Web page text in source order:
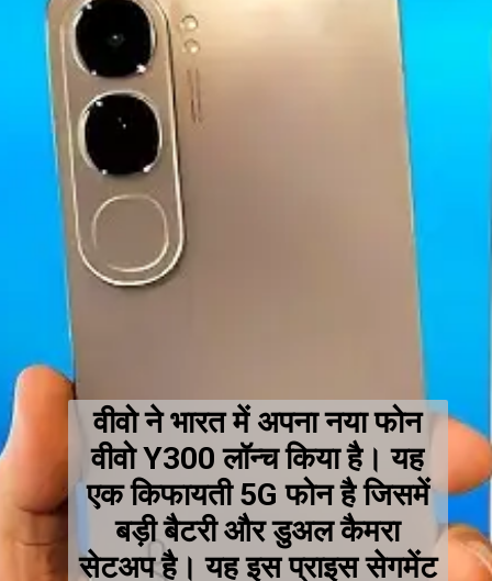
वीवो ने भारत में अपना नया फोन
वीवो Y300 लॉन्च किया है। यह
एक किफायती 5G फोन है जिसमें
बड़ी बैटरी और डुअल कैमरा
सेटअप है। यह इस प्राइस सेगमेंट